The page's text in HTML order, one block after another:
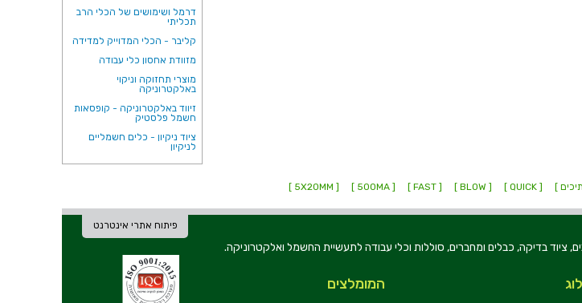
דרמל ושימושים של הכלי הרב
תכליתי
קליבר - הכלי המדוייק למדידה
מזוודת אחסון כלי עבודה
מוצרי תחזוקה וניקוי
באלקטרוניקה
זיווד באלקטרוניקה - קופסאות
חשמל פלסטיק
ציוד ניקיון - כלים חשמליים
לניקיון
]
[ QUICK ]
[ BLOW ]
[ FAST ]
[ 500MA ]
[ 5X20MM ]
פיתוח אתרי אינטרנט
בתחום יבוא ושיווק רכיבים, ציוד בדיקה, כבלים ומחברים, סוללות וכלי עבודה לתעשיית החשמל ואלקטרוניקה.
המומלצים